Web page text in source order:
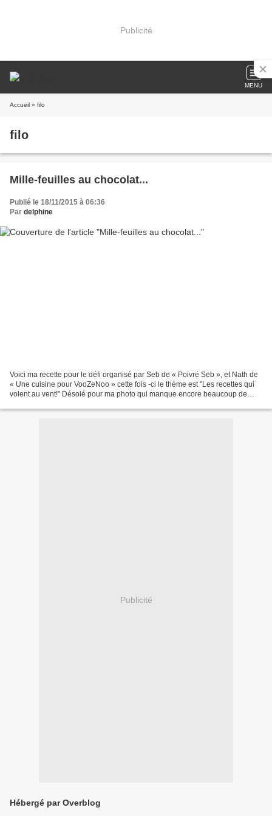
Publicité
MENU
Accueil » filo
filo
Mille-feuilles au chocolat...
Publié le 18/11/2015 à 06:36
Par delphine
Voici ma recette pour le défi organisé par Seb de « Poivré Seb », et Nath de
« Une cuisine pour VooZeNoo » cette fois -ci le thème est "Les recettes qui
volent au vent!" Désolé pour ma photo qui manque encore beaucoup de
Publicité
Hébergé par Overblog